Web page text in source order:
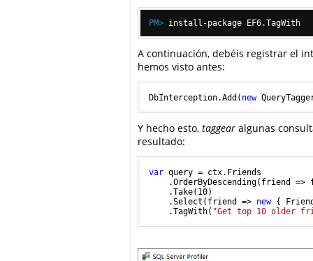
PM> install-package EF6.TagWith
A continuación, debéis registrar el
hemos visto antes:
DbInterception.Add( new
Y hecho esto, taggear algunas
resultado:
var query = ctx.Friends
.OrderByDescending(friend =>
    .Take(
10)
    .Select(friend =>
new {
    .TagWith(
"Get top 10 older